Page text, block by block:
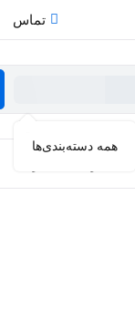
تماس
همه دسته‌بندی‌ها